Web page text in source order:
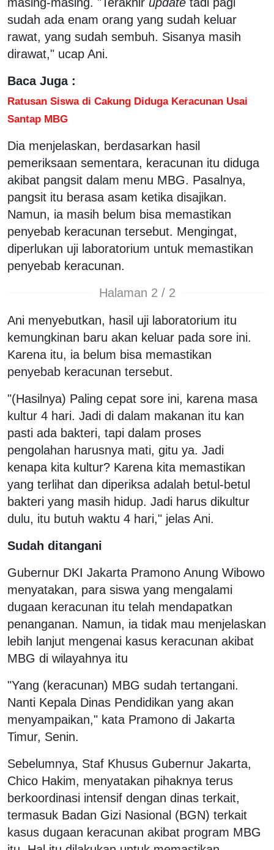
sudah ada enam orang yang sudah keluar
rawat, yang sudah sembuh. Sisanya masih
dirawat," ucap Ani.
Baca Juga :
Ratusan Siswa di Cakung Diduga Keracunan Usai
Santap MBG
Dia menjelaskan, berdasarkan hasil
pemeriksaan sementara, keracunan itu diduga
akibat pangsit dalam menu MBG. Pasalnya,
pangsit itu berasa asam ketika disajikan.
Namun, ia masih belum bisa memastikan
penyebab keracunan tersebut. Mengingat,
diperlukan uji laboratorium untuk memastikan
penyebab keracunan.
Halaman 2 / 2
Ani menyebutkan, hasil uji laboratorium itu
kemungkinan baru akan keluar pada sore ini.
Karena itu, ia belum bisa memastikan
penyebab keracunan tersebut.
"(Hasilnya) Paling cepat sore ini, karena masa
kultur 4 hari. Jadi di dalam makanan itu kan
pasti ada bakteri, tapi dalam proses
pengolahan harusnya mati, gitu ya. Jadi
kenapa kita kultur? Karena kita memastikan
yang terlihat dan diperiksa adalah betul-betul
bakteri yang masih hidup. Jadi harus dikultur
dulu, itu butuh waktu 4 hari," jelas Ani.
Sudah ditangani
Gubernur DKI Jakarta Pramono Anung Wibowo
menyatakan, para siswa yang mengalami
dugaan keracunan itu telah mendapatkan
penanganan. Namun, ia tidak mau menjelaskan
lebih lanjut mengenai kasus keracunan akibat
MBG di wilayahnya itu
"Yang (keracunan) MBG sudah tertangani.
Nanti Kepala Dinas Pendidikan yang akan
menyampaikan," kata Pramono di Jakarta
Timur, Senin.
Sebelumnya, Staf Khusus Gubernur Jakarta,
Chico Hakim, menyatakan pihaknya terus
berkoordinasi intensif dengan dinas terkait,
termasuk Badan Gizi Nasional (BGN) terkait
kasus dugaan keracunan akibat program MBG